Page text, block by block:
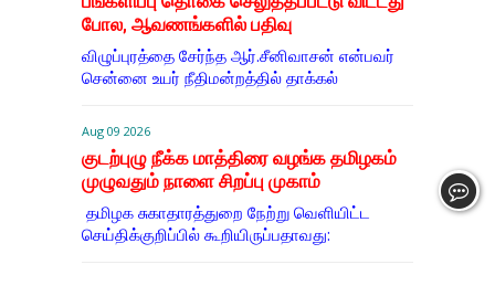
போல, ஆவணங்களில் பதிவு
விழுப்புரத்தை சேர்ந்த ஆர்.சீனிவாசன் என்பவர்
சென்னை உயர் நீதிமன்றத்தில் தாக்கல்
Aug 09 2026
குடற்புழு நீக்க மாத்திரை வழங்க தமிழகம்
முழுவதும் நாளை சிறப்பு முகாம்
தமிழக சுகாதாரத்துறை நேற்று வெளியிட்ட
செய்திக்குறிப்பில் கூறியிருப்பதாவது: